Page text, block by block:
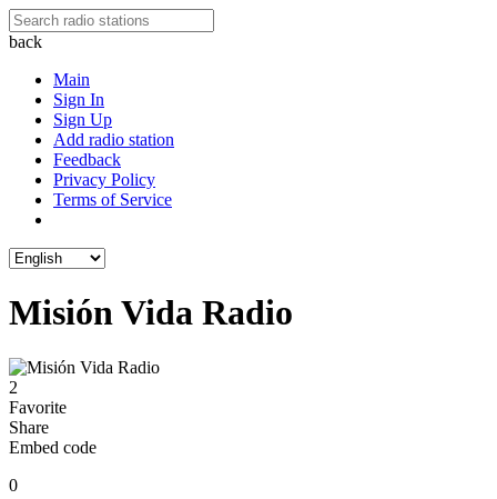
back
Main
Sign In
Sign Up
Add radio station
Feedback
Privacy Policy
Terms of Service
Misión Vida Radio
2
Favorite
Share
Embed code
0